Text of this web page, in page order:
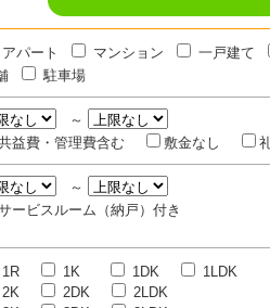
アパート マンション
一戸建て
駐車場
～
益費・管理費含む
敷金なし
～
ービスルーム（納戸）付き
1R 1K 1DK
1LDK
2K
2DK
2LDK